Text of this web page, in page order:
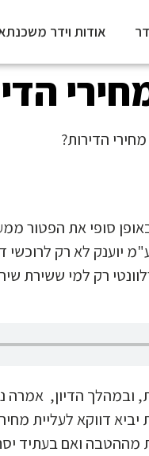
אודות וידר
הדירות?
סופי את הפטור
רק למי ששירת
ובמהלך הדיון, אמרה
יביא דווקא לעליית
מההטבה ואם בעתיד